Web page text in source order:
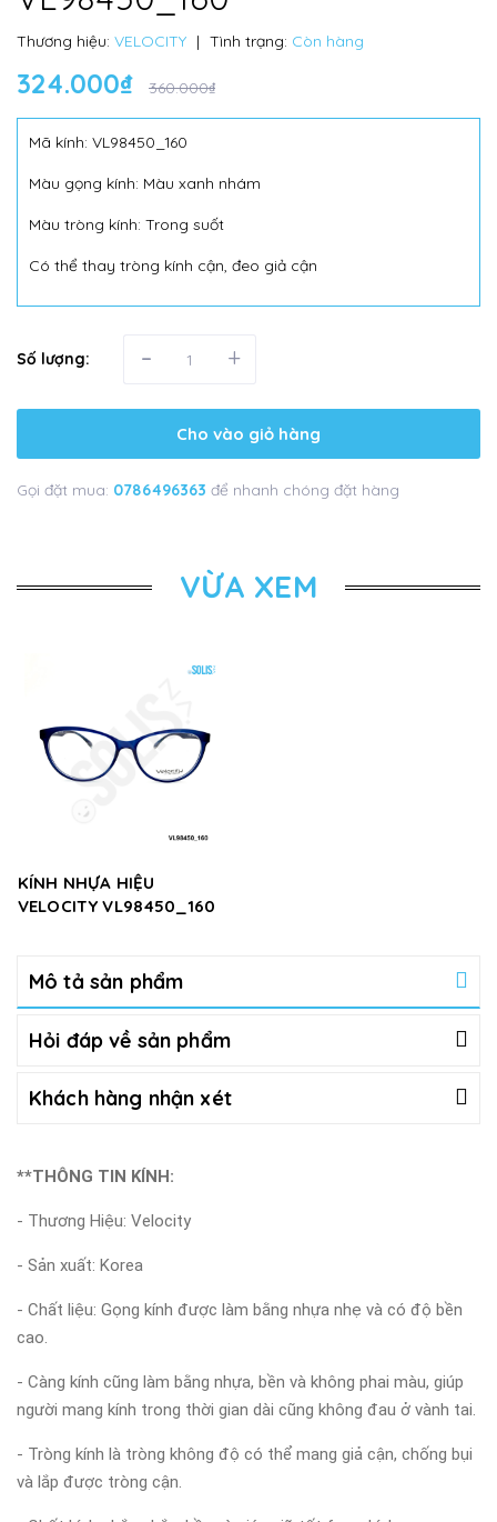
Thương hiệu: VELOCITY | Tình trạng: Còn hàng
324.000₫ 360.000₫
Mã kính: VL98450_160
Màu gọng kính: Màu xanh nhám
Màu tròng kính: Trong suốt
Có thể thay tròng kính cận, đeo giả cận
Số lượng: - +
Cho vào giỏ hàng
Gọi đặt mua: 0786496363 để nhanh chóng đặt hàng
VỪA XEM
KÍNH NHỰA HIỆU
VELOCITY VL98450_160
Mô tả sản phẩm
Hỏi đáp về sản phẩm
Khách hàng nhận xét
**THÔNG TIN KÍNH:
- Thương Hiệu: Velocity
- Sản xuất: Korea
- Chất liệu: Gọng kính được làm bằng nhựa nhẹ và có độ bền
cao.
- Càng kính cũng làm bằng nhựa, bền và không phai màu, giúp
người mang kính trong thời gian dài cũng không đau ở vành tai.
- Tròng kính là tròng không độ có thể mang giả cận, chống bụi
và lắp được tròng cận.